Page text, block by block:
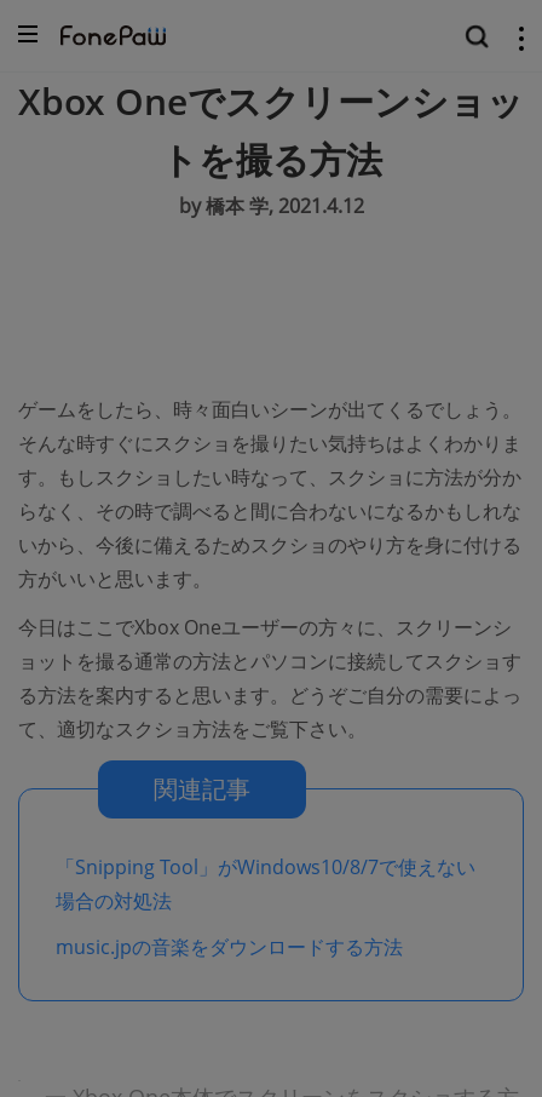
Xbox Oneでスクリーンショッ
トを撮る方法
by 橋本 学, 2021.4.12
ゲームをしたら、時々面白いシーンが出てくるでしょう。
そんな時すぐにスクショを撮りたい気持ちはよくわかりま
す。もしスクショしたい時なって、スクショに方法が分か
らなく、その時で調べると間に合わないになるかもしれな
いから、今後に備えるためスクショのやり方を身に付ける
方がいいと思います。
今日はここでXbox Oneユーザーの方々に、スクリーンシ
ョットを撮る通常の方法とパソコンに接続してスクショす
る方法を案内すると思います。どうぞご自分の需要によっ
て、適切なスクショ方法をご覧下さい。
関連記事
「Snipping Tool」がWindows10/8/7で使えない
場合の対処法
music.jpの音楽をダウンロードする方法